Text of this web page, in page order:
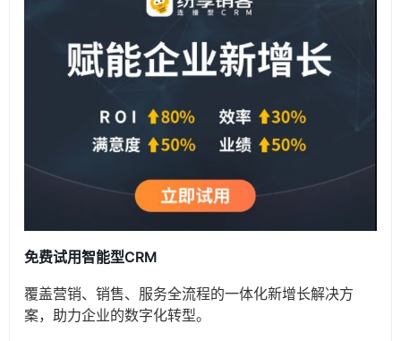
免费试用智能型CRM
覆盖营销、销售、服务全流程的一体化新增长解决方
案，助力企业的数字化转型。